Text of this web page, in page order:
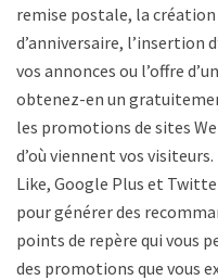
remise postale, la création
d’anniversaire, l’insertion
vos annonces ou l’offre
obtenez-en un
les promotions de sites
d’où viennent vos
Like, Google Plus et
pour générer des
points de repère qui vous
des promotions que vous